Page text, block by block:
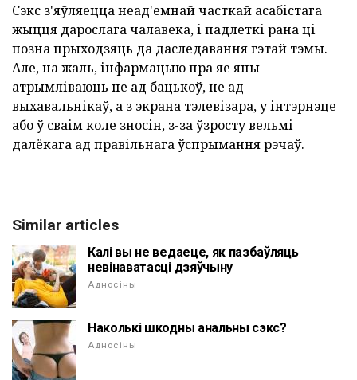
Сэкс з'яўляецца неад'емнай часткай асабістага
жыцця дарослага чалавека, і падлеткі рана ці
позна прыходзяць да даследавання гэтай тэмы.
Але, на жаль, інфармацыю пра яе яны
атрымліваюць не ад бацькоў, не ад
выхавальнікаў, а з экрана тэлевізара, у інтэрнэце
або ў сваім коле зносін, з-за ўзросту вельмі
далёкага ад правільнага ўспрымання рэчаў.
Similar articles
Калі вы не ведаеце, як пазбаўляць
невінаватасці дзяўчыну
Адносіны
Наколькі шкодны анальны сэкс?
Адносіны